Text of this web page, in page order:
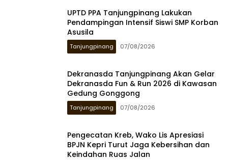
UPTD PPA Tanjungpinang Lakukan
Pendampingan Intensif Siswi SMP Korban
Asusila
Tanjungpinang 07/08/2026
Dekranasda Tanjungpinang Akan Gelar
Dekranasda Fun & Run 2026 di Kawasan
Gedung Gonggong
Tanjungpinang 07/08/2026
Pengecatan Kreb, Wako Lis Apresiasi
BPJN Kepri Turut Jaga Kebersihan dan
Keindahan Ruas Jalan